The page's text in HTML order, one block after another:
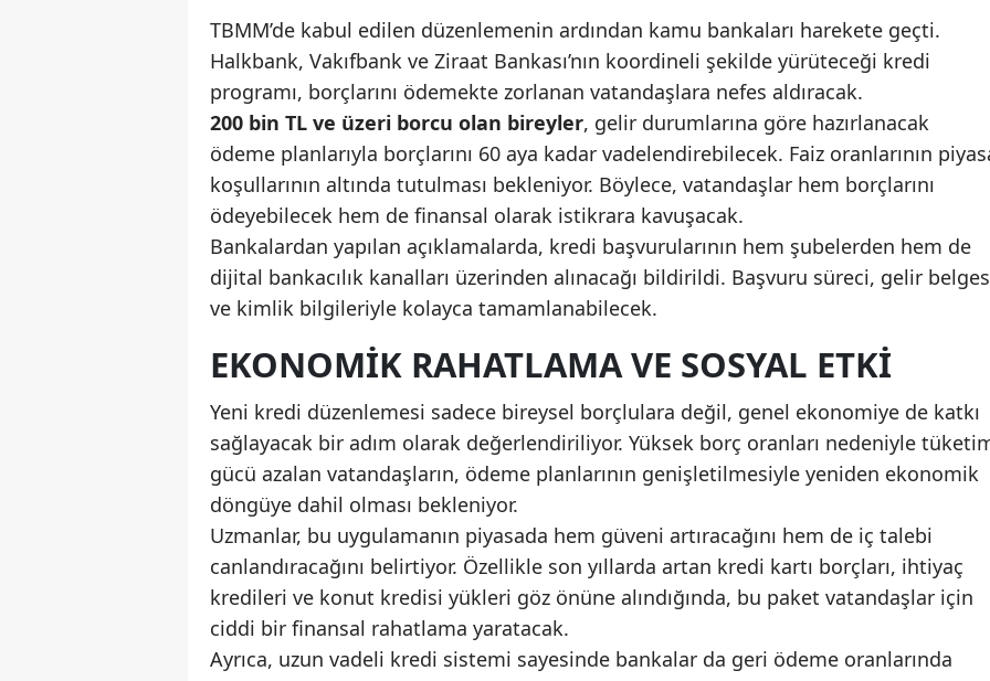
Kars
Kastamonu
Kayseri
Kırşehir
Kocaeli
Kütahya
Manisa
Kahramanmaraş
Mardin
Muğla
Nevşehir
TBMM’de kabul edilen düzenlemenin ardından kamu bankaları harekete geçti.
Halkbank, Vakıfbank ve Ziraat Bankası’nın koordineli şekilde yürüteceği kredi
programı, borçlarını ödemekte zorlanan vatandaşlara nefes aldıracak.
200 bin TL ve üzeri borcu olan bireyler, gelir durumlarına göre hazırlanacak
ödeme planlarıyla borçlarını 60 aya kadar vadelendirebilecek. Faiz oranlarının
koşullarının altında tutulması bekleniyor. Böylece, vatandaşlar hem borçlarını
ödeyebilecek hem de finansal olarak istikrara kavuşacak.
Bankalardan yapılan açıklamalarda, kredi başvurularının hem şubelerden hem de
dijital bankacılık kanalları üzerinden alınacağı bildirildi. Başvuru süreci, gelir
ve kimlik bilgileriyle kolayca tamamlanabilecek.
EKONOMIK RAHATLAMA VE SOSYAL ETKI
Yeni kredi düzenlemesi sadece bireysel borçlulara değil, genel ekonomiye de katkı
sağlayacak bir adım olarak değerlendiriliyor. Yüksek borç oranları nedeniyle
gücü azalan vatandaşların, ödeme planlarının genişletilmesiyle yeniden ekonomik
döngüye dahil olması bekleniyor.
Uzmanlar, bu uygulamanın piyasada hem güveni artıracağını hem de iç talebi
canlandıracağını belirtiyor. Özellikle son yıllarda artan kredi kartı borçları, ihtiyaç
kredileri ve konut kredisi yükleri göz önüne alındığında, bu paket vatandaşlar için
ciddi bir finansal rahatlama yaratacak.
Ayrıca, uzun vadeli kredi sistemi sayesinde bankalar da geri ödeme oranlarında